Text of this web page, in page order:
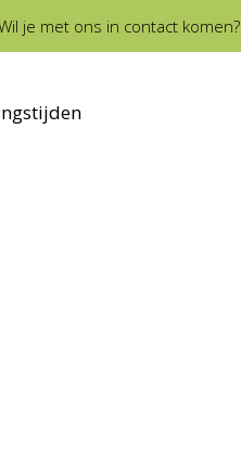
je met ons in contact komen?